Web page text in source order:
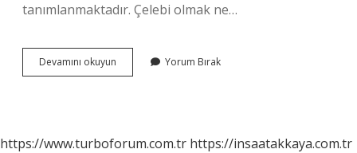
tanımlanmaktadır. Çelebi olmak ne…
Devamını okuyun
Ünvanı
Yorum Bırak
https://www.turboforum.com.tr https://insaatakkaya.com.tr